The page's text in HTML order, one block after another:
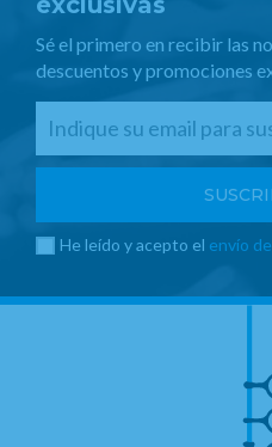
Sé el primero en recibir las
descuentos y promociones
He leído y acepto el envío